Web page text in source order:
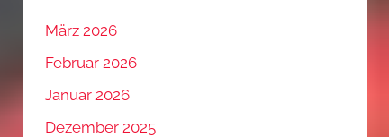
März 2026
Februar 2026
Januar 2026
Dezember 2025